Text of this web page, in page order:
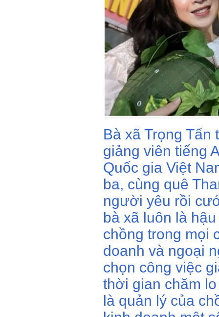
Bà xã Trọng Tấn
giảng viên tiếng
Quốc gia Việt
ba, cùng quê
người yêu rồi
bà xã luôn là
chồng trong mọi
doanh và ngoại
chọn công việc
thời gian chăm
là quản lý của